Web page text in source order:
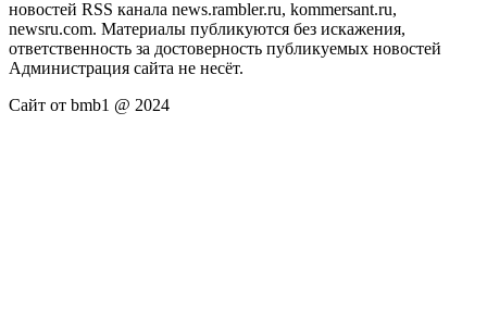
новостей RSS канала news.rambler.ru, kommersant.ru,
newsru.com. Материалы публикуются без искажения,
ответственность за достоверность публикуемых новостей
Администрация сайта не несёт.
Сайт от bmb1 @ 2024